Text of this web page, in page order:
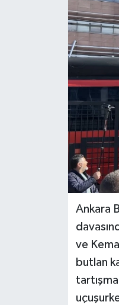
Ankara
ve
butlan